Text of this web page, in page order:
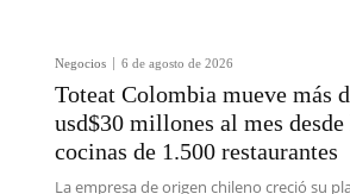
Negocios 6 de agosto de 2026
Toteat Colombia mueve más
usd$30 millones al mes desde
cocinas de 1.500 restaurantes
La empresa de origen chileno creció su